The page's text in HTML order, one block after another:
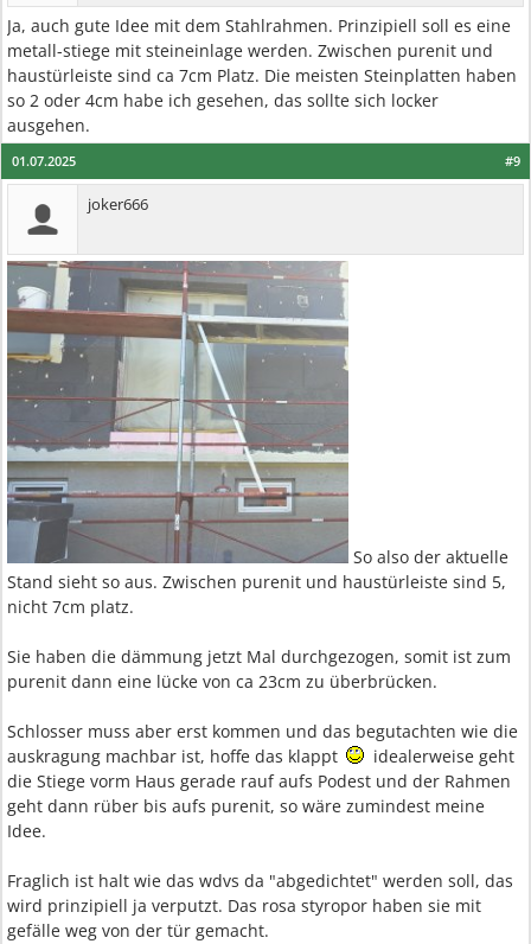
Ja, auch gute Idee mit dem Stahlrahmen. Prinzipiell soll es eine
metall-stiege mit steineinlage werden. Zwischen purenit und
haustürleiste sind ca 7cm Platz. Die meisten Steinplatten haben
so 2 oder 4cm habe ich gesehen, das sollte sich locker
ausgehen.
#9
01.07.2025
joker666
So also der aktuelle
Stand sieht so aus. Zwischen purenit und haustürleiste sind 5,
nicht 7cm platz.
Sie haben die dämmung jetzt Mal durchgezogen, somit ist zum
purenit dann eine lücke von ca 23cm zu überbrücken.
Schlosser muss aber erst kommen und das begutachten wie die
auskragung machbar ist, hoffe das klappt
idealerweise geht
die Stiege vorm Haus gerade rauf aufs Podest und der Rahmen
geht dann rüber bis aufs purenit, so wäre zumindest meine
Idee.
Fraglich ist halt wie das wdvs da "abgedichtet" werden soll, das
wird prinzipiell ja verputzt. Das rosa styropor haben sie mit
gefälle weg von der tür gemacht.